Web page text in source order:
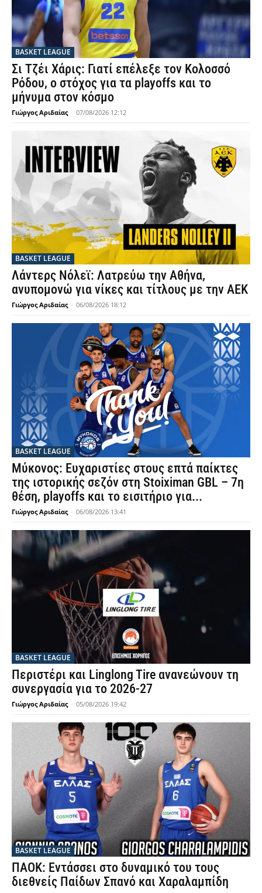
BASKET LEAGUE
Σι Τζέι Χάρις: Γιατί επέλεξε τον Κολοσσό
Ρόδου, ο στόχος για τα playoffs και το
μήνυμα στον κόσμο
Γιώργος Αριδαίας - 07/08/2026 12:12
BASKET LEAGUE
Λάντερς Νόλεϊ: Λατρεύω την Αθήνα,
ανυπομονώ για νίκες και τίτλους με την ΑΕΚ
Γιώργος Αριδαίας - 06/08/2026 18:12
BASKET LEAGUE
Μύκονος: Ευχαριστίες στους επτά παίκτες
της ιστορικής σεζόν στη Stoiximan GBL – 7η
θέση, playoffs και το εισιτήριο για...
Γιώργος Αριδαίας - 06/08/2026 13:41
BASKET LEAGUE
Περιστέρι και Linglong Tire ανανεώνουν τη
συνεργασία για το 2026-27
Γιώργος Αριδαίας - 05/08/2026 19:42
BASKET LEAGUE
ΠΑΟΚ: Εντάσσει στο δυναμικό του τους
διεθνείς Παίδων Σπανό και Χαραλαμπίδη